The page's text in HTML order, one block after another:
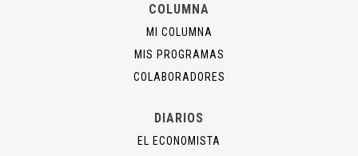
COLUMNA
MI COLUMNA
MIS PROGRAMAS
COLABORADORES
DIARIOS
EL ECONOMISTA